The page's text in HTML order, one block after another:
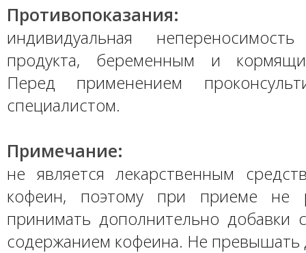
Противопоказания:
индивидуальная
продукта, беременным и
Перед применением
специалистом.
Примечание:
не является лекарственным
кофеин, поэтому при приеме не
принимать дополнительно
содержанием кофеина. Не превышать